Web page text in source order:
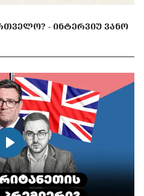
- ᲘᲜᲢᲔᲠᲕᲘᲣ ᲕᲐᲜᲝ